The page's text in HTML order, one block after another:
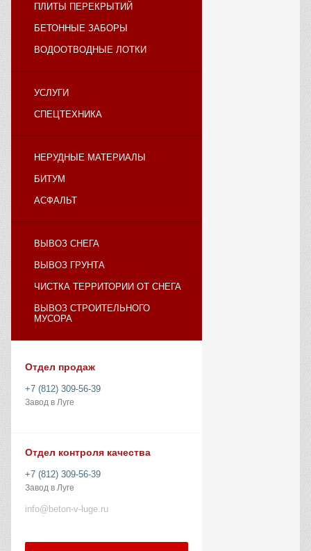
ПЛИТЫ ПЕРЕКРЫТИЙ
БЕТОННЫЕ ЗАБОРЫ
ВОДООТВОДНЫЕ ЛОТКИ
УСЛУГИ
СПЕЦТЕХНИКА
НЕРУДНЫЕ МАТЕРИАЛЫ
БИТУМ
АСФАЛЬТ
ВЫВОЗ СНЕГА
ВЫВОЗ ГРУНТА
ЧИСТКА ТЕРРИТОРИИ ОТ СНЕГА
ВЫВОЗ СТРОИТЕЛЬНОГО
МУСОРА
Отдел продаж
+7 (812) 309-56-39
Завод в Луге
Отдел контроля качества
+7 (812) 309-56-39
Завод в Луге
info@beton-v-luge.ru